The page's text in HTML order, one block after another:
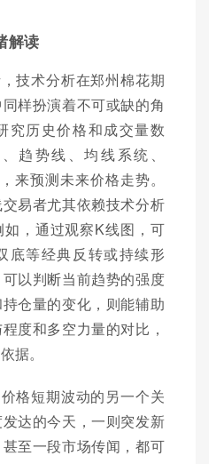
解读
技术分析在郑州棉花期
样扮演着不可或缺的角
究历史价格和成交量数
趋势线、均线系统、
来预测未来价格走势。
易者尤其依赖技术分析
，通过观察K线图，可
底等经典反转或持续形
以判断当前趋势的强度
仓量的变化，则能辅助
度和多空力量的对比，
据。
格短期波动的另一个关
达的今天，一则突发新
至一段市场传闻，都可